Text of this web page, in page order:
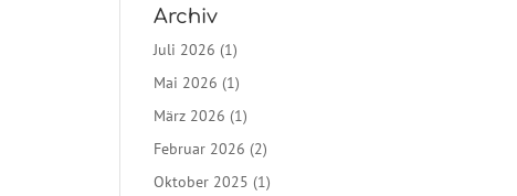
Archiv
Juli 2026 (1)
Mai 2026 (1)
März 2026 (1)
Februar 2026 (2)
Oktober 2025 (1)